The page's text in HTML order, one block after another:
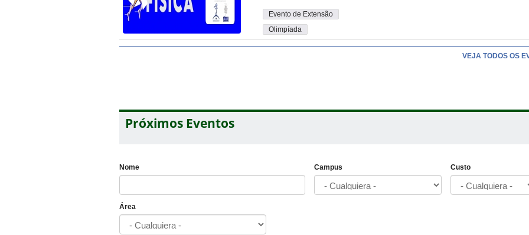
Evento de Extensão
Olimpíada
VEJA TODOS OS
Próximos Eventos
Nome Campus Custo
Área